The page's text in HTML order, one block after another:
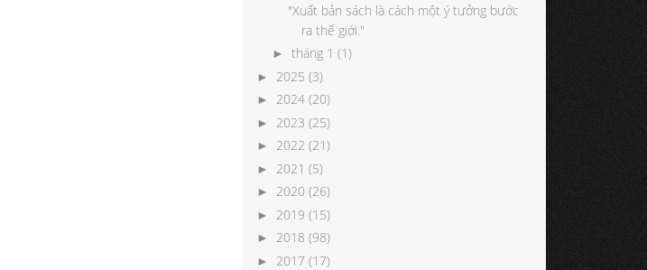
"Xuất bản sách là cách một ý tưởng bước
ra thế giới."
► tháng 1 (1)
► 2025 (3)
► 2024 (20)
► 2023 (25)
► 2022 (21)
► 2021 (5)
► 2020 (26)
► 2019 (15)
► 2018 (98)
► 2017 (17)